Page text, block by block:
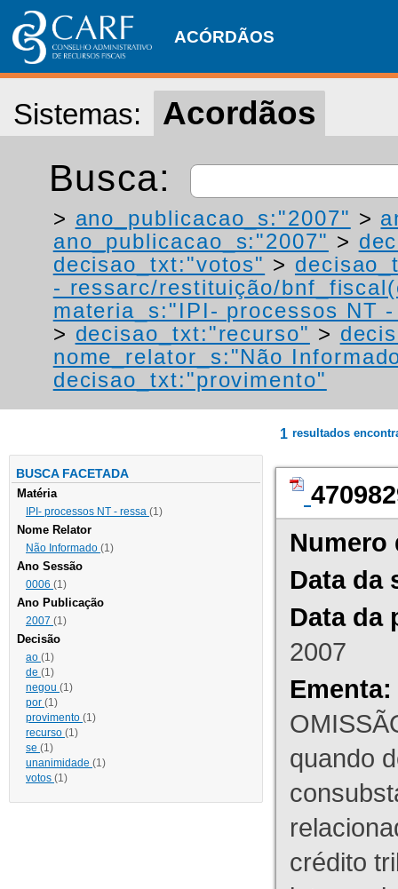
ACÓRDÃOS
Sistemas: Acordãos
Busca:
> ano_publicacao_s:"2007" >
ano_publicacao_s:"2007" >
decisao_txt:"votos" >
- ressarc/restituição/
materia_s:"IPI- processos NT
> decisao_txt:"recurso" >
nome_relator_s:"Não
decisao_txt:"provimento"
BUSCA FACETADA
Matéria
IPI- processos NT - ressa (1)
Nome Relator
Não Informado (1)
Ano Sessão
0006 (1)
Ano Publicação
2007 (1)
Decisão
ao (1)
de (1)
negou (1)
por (1)
provimento (1)
recurso (1)
se (1)
unanimidade (1)
votos (1)
1 resultados
Numero
Data da
Data da
2007
Ementa:
quando
crédito